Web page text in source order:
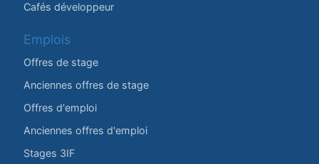
Cafés développeur
Emplois
Offres de stage
Anciennes offres de stage
Offres d'emploi
Anciennes offres d'emploi
Stages 3IF